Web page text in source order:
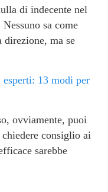
di indecente nel
sa come
direzione, ma se
13 modi per
ovviamente, puoi
consiglio ai
sarebbe